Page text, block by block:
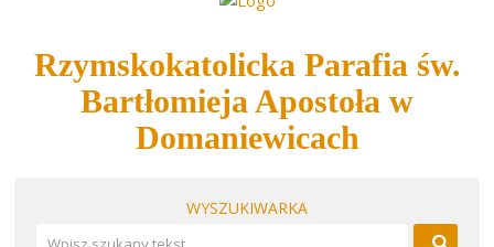
Rzymskokatolicka Parafia św.
Bartłomieja Apostoła w
Domaniewicach
WYSZUKIWARKA